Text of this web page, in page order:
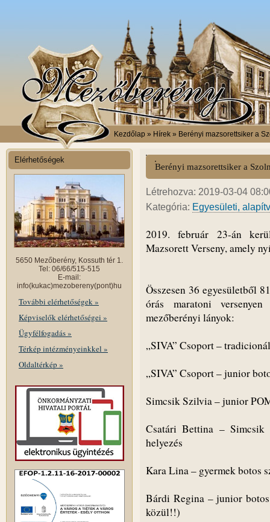
Kezdőlap » Hírek » Berényi mazsorettsiker a
Elérhetőségek
5650 Mezőberény, Kossuth tér 1.
Tel: 06/66/515-515
E-mail:
info(kukac)mezobereny(pont)hu
További elérhetőségek »
Képviselők elérhetőségei »
Ügyfélfogadás »
Térkép intézményeinkkel »
Oldaltérkép »
Berényi mazsorettsiker a
Létrehozva: 2019-03-04
Kategória: Egyesületi,
2019. február 23-án
Mazsorett Verseny, amely
Összesen 36 egyesületből
órás maratoni
mezőberényi lányok:
„SIVA” Csoport –
„SIVA” Csoport – junior
Simcsik Szilvia – junior
Csatári Bettina –
helyezés
Kara Lina – gyermek botos
Bárdi Regina – junior
közül!!)